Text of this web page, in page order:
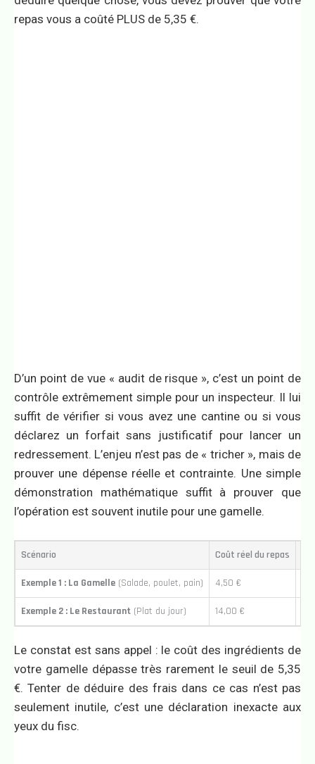
repas vous a coûté PLUS de 5,35 €.
D’un point de vue « audit de risque », c’est un point de
contrôle extrêmement simple pour un inspecteur. Il lui
suffit de vérifier si vous avez une cantine ou si vous
déclarez un forfait sans justificatif pour lancer un
redressement. L’enjeu n’est pas de « tricher », mais de
prouver une dépense réelle et contrainte. Une simple
démonstration mathématique suffit à prouver que
l’opération est souvent inutile pour une gamelle.
Scénario Coût réel du repas
Exemple 1 : La Gamelle (Salade, poulet, pain) 4,50 €
Exemple 2 : Le Restaurant (Plat du jour) 14,00 €
Le constat est sans appel : le coût des ingrédients de
votre gamelle dépasse très rarement le seuil de 5,35
€. Tenter de déduire des frais dans ce cas n’est pas
seulement inutile, c’est une déclaration inexacte aux
yeux du fisc.